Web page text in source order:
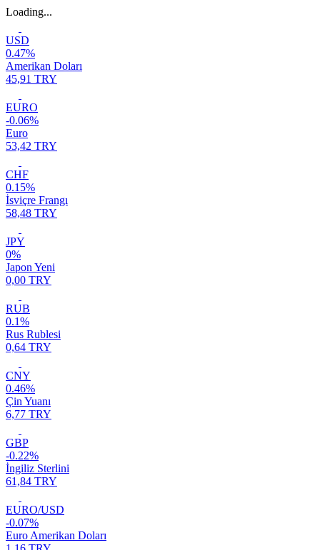
Loading...
USD
0.47%
Amerikan Doları
45,91 TRY
EURO
-0.06%
Euro
53,42 TRY
CHF
0.15%
İsviçre Frangı
58,48 TRY
JPY
0%
Japon Yeni
0,00 TRY
RUB
0.1%
Rus Rublesi
0,64 TRY
CNY
0.46%
Çin Yuanı
6,77 TRY
GBP
-0.22%
İngiliz Sterlini
61,84 TRY
EURO/USD
-0.07%
Euro Amerikan Doları